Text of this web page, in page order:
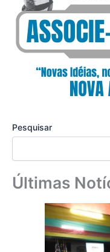
Pesquisar
Últimas